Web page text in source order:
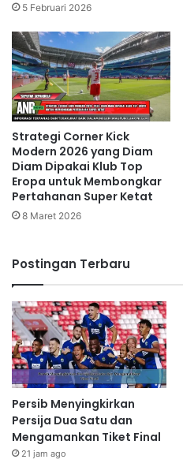
5 Februari 2026
Strategi Corner Kick
Modern 2026 yang Diam
Diam Dipakai Klub Top
Eropa untuk Membongkar
Pertahanan Super Ketat
8 Maret 2026
Postingan Terbaru
Persib Menyingkirkan
Persija Dua Satu dan
Mengamankan Tiket Final
21 jam ago